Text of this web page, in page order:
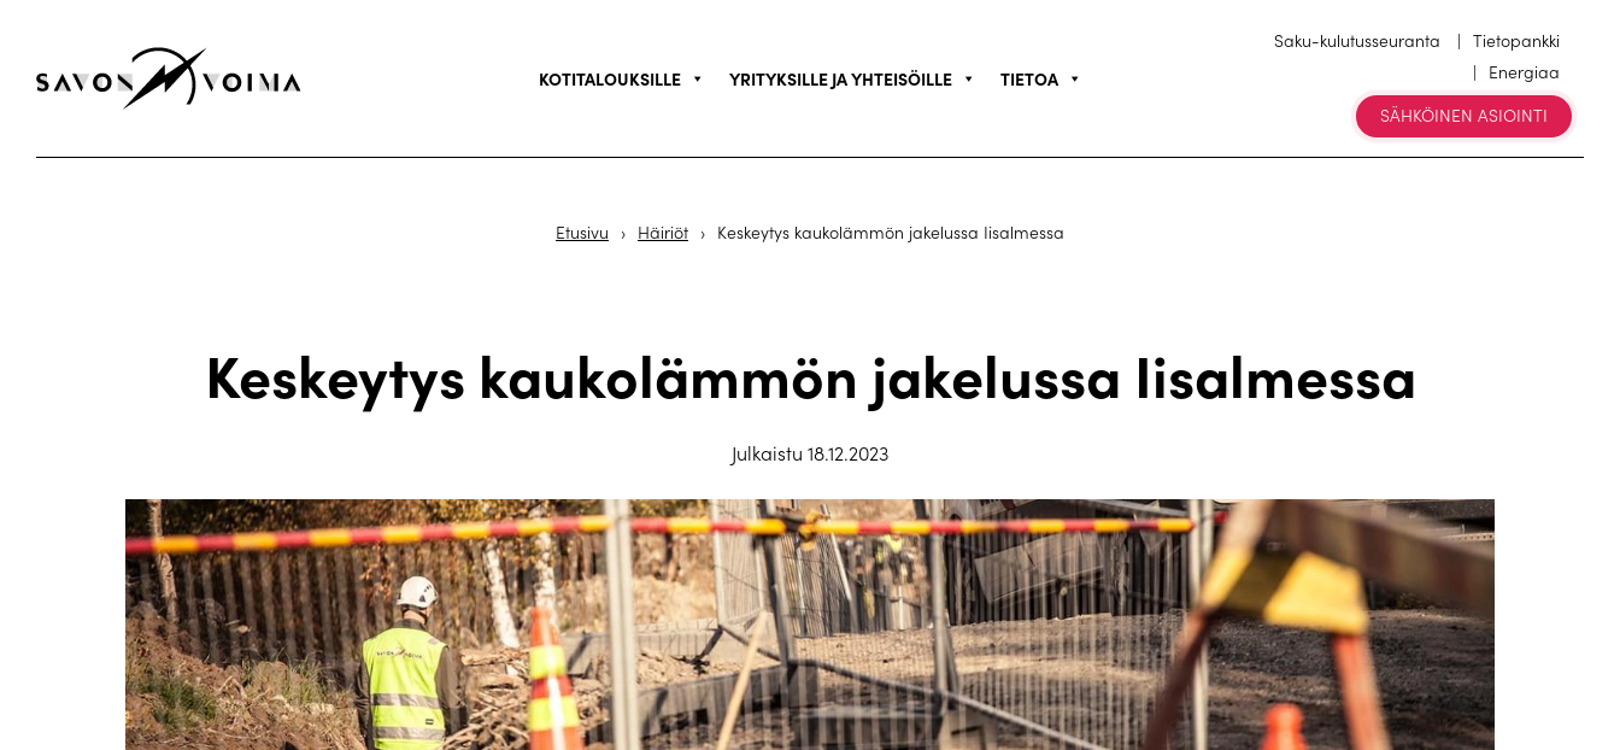
KOTITALOUKSILLE YRITYKSILLE JA YHTEISÖILLE TIETOA
Saku-kulutusseuranta
Tietopankki
Energiaa
SÄHKÖINEN ASIOINTI
Etusivu › Häiriöt › Keskeytys kaukolämmön jakelussa Iisalmessa
Keskeytys kaukolämmön jakelussa Iisalmessa
Julkaistu 18.12.2023